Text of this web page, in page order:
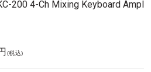
200 4-Ch Mixing Keyboard Ampl
(税込)